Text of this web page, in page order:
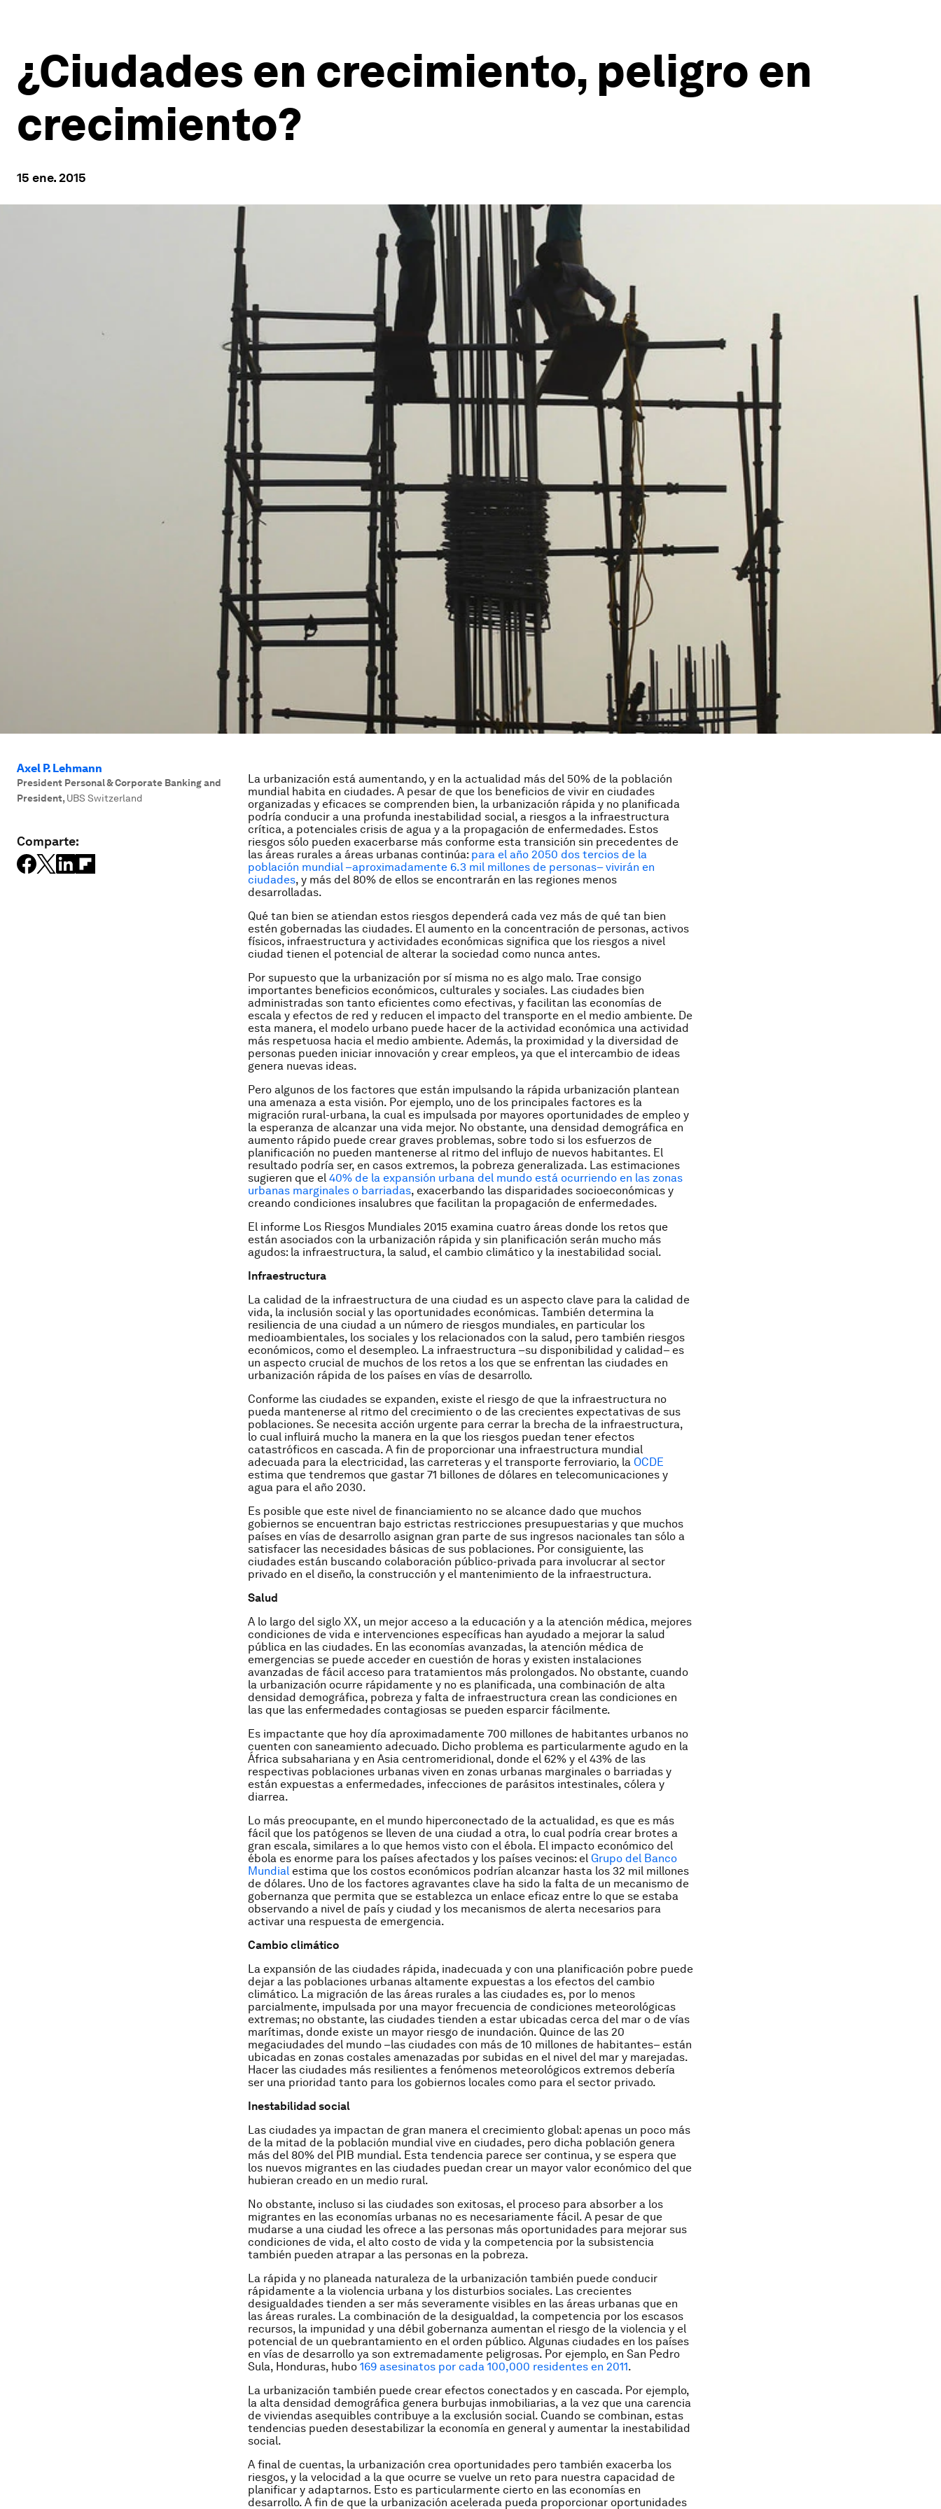
¿Ciudades en crecimiento, peligro en
crecimiento?
15 ene. 2015
Axel P. Lehmann
President Personal & Corporate Banking and
President, UBS Switzerland
Comparte:
La urbanización está aumentando, y en la actualidad más del 50% de la población
mundial habita en ciudades. A pesar de que los beneficios de vivir en ciudades
organizadas y eficaces se comprenden bien, la urbanización rápida y no planificada
podría conducir a una profunda inestabilidad social, a riesgos a la infraestructura
crítica, a potenciales crisis de agua y a la propagación de enfermedades. Estos
riesgos sólo pueden exacerbarse más conforme esta transición sin precedentes de
las áreas rurales a áreas urbanas continúa: para el año 2050 dos tercios de la
población mundial –aproximadamente 6.3 mil millones de personas– vivirán en
ciudades, y más del 80% de ellos se encontrarán en las regiones menos
desarrolladas.
Qué tan bien se atiendan estos riesgos dependerá cada vez más de qué tan bien
estén gobernadas las ciudades. El aumento en la concentración de personas, activos
físicos, infraestructura y actividades económicas significa que los riesgos a nivel
ciudad tienen el potencial de alterar la sociedad como nunca antes.
Por supuesto que la urbanización por sí misma no es algo malo. Trae consigo
importantes beneficios económicos, culturales y sociales. Las ciudades bien
administradas son tanto eficientes como efectivas, y facilitan las economías de
escala y efectos de red y reducen el impacto del transporte en el medio ambiente. De
esta manera, el modelo urbano puede hacer de la actividad económica una actividad
más respetuosa hacia el medio ambiente. Además, la proximidad y la diversidad de
personas pueden iniciar innovación y crear empleos, ya que el intercambio de ideas
genera nuevas ideas.
Pero algunos de los factores que están impulsando la rápida urbanización plantean
una amenaza a esta visión. Por ejemplo, uno de los principales factores es la
migración rural-urbana, la cual es impulsada por mayores oportunidades de empleo y
la esperanza de alcanzar una vida mejor. No obstante, una densidad demográfica en
aumento rápido puede crear graves problemas, sobre todo si los esfuerzos de
planificación no pueden mantenerse al ritmo del influjo de nuevos habitantes. El
resultado podría ser, en casos extremos, la pobreza generalizada. Las estimaciones
sugieren que el 40% de la expansión urbana del mundo está ocurriendo en las zonas
urbanas marginales o barriadas, exacerbando las disparidades socioeconómicas y
creando condiciones insalubres que facilitan la propagación de enfermedades.
El informe Los Riesgos Mundiales 2015 examina cuatro áreas donde los retos que
están asociados con la urbanización rápida y sin planificación serán mucho más
agudos: la infraestructura, la salud, el cambio climático y la inestabilidad social.
Infraestructura
La calidad de la infraestructura de una ciudad es un aspecto clave para la calidad de
vida, la inclusión social y las oportunidades económicas. También determina la
resiliencia de una ciudad a un número de riesgos mundiales, en particular los
medioambientales, los sociales y los relacionados con la salud, pero también riesgos
económicos, como el desempleo. La infraestructura –su disponibilidad y calidad– es
un aspecto crucial de muchos de los retos a los que se enfrentan las ciudades en
urbanización rápida de los países en vías de desarrollo.
Conforme las ciudades se expanden, existe el riesgo de que la infraestructura no
pueda mantenerse al ritmo del crecimiento o de las crecientes expectativas de sus
poblaciones. Se necesita acción urgente para cerrar la brecha de la infraestructura,
lo cual influirá mucho la manera en la que los riesgos puedan tener efectos
catastróficos en cascada. A fin de proporcionar una infraestructura mundial
adecuada para la electricidad, las carreteras y el transporte ferroviario, la OCDE
estima que tendremos que gastar 71 billones de dólares en telecomunicaciones y
agua para el año 2030.
Es posible que este nivel de financiamiento no se alcance dado que muchos
gobiernos se encuentran bajo estrictas restricciones presupuestarias y que muchos
países en vías de desarrollo asignan gran parte de sus ingresos nacionales tan sólo a
satisfacer las necesidades básicas de sus poblaciones. Por consiguiente, las
ciudades están buscando colaboración público-privada para involucrar al sector
privado en el diseño, la construcción y el mantenimiento de la infraestructura.
Salud
A lo largo del siglo XX, un mejor acceso a la educación y a la atención médica, mejores
condiciones de vida e intervenciones específicas han ayudado a mejorar la salud
pública en las ciudades. En las economías avanzadas, la atención médica de
emergencias se puede acceder en cuestión de horas y existen instalaciones
avanzadas de fácil acceso para tratamientos más prolongados. No obstante, cuando
la urbanización ocurre rápidamente y no es planificada, una combinación de alta
densidad demográfica, pobreza y falta de infraestructura crean las condiciones en
las que las enfermedades contagiosas se pueden esparcir fácilmente.
Es impactante que hoy día aproximadamente 700 millones de habitantes urbanos no
cuenten con saneamiento adecuado. Dicho problema es particularmente agudo en la
África subsahariana y en Asia centromeridional, donde el 62% y el 43% de las
respectivas poblaciones urbanas viven en zonas urbanas marginales o barriadas y
están expuestas a enfermedades, infecciones de parásitos intestinales, cólera y
diarrea.
Lo más preocupante, en el mundo hiperconectado de la actualidad, es que es más
fácil que los patógenos se lleven de una ciudad a otra, lo cual podría crear brotes a
gran escala, similares a lo que hemos visto con el ébola. El impacto económico del
ébola es enorme para los países afectados y los países vecinos: el Grupo del Banco
Mundial estima que los costos económicos podrían alcanzar hasta los 32 mil millones
de dólares. Uno de los factores agravantes clave ha sido la falta de un mecanismo de
gobernanza que permita que se establezca un enlace eficaz entre lo que se estaba
observando a nivel de país y ciudad y los mecanismos de alerta necesarios para
activar una respuesta de emergencia.
Cambio climático
La expansión de las ciudades rápida, inadecuada y con una planificación pobre puede
dejar a las poblaciones urbanas altamente expuestas a los efectos del cambio
climático. La migración de las áreas rurales a las ciudades es, por lo menos
parcialmente, impulsada por una mayor frecuencia de condiciones meteorológicas
extremas; no obstante, las ciudades tienden a estar ubicadas cerca del mar o de vías
marítimas, donde existe un mayor riesgo de inundación. Quince de las 20
megaciudades del mundo –las ciudades con más de 10 millones de habitantes– están
ubicadas en zonas costales amenazadas por subidas en el nivel del mar y marejadas.
Hacer las ciudades más resilientes a fenómenos meteorológicos extremos debería
ser una prioridad tanto para los gobiernos locales como para el sector privado.
Inestabilidad social
Las ciudades ya impactan de gran manera el crecimiento global: apenas un poco más
de la mitad de la población mundial vive en ciudades, pero dicha población genera
más del 80% del PIB mundial. Esta tendencia parece ser continua, y se espera que
los nuevos migrantes en las ciudades puedan crear un mayor valor económico del que
hubieran creado en un medio rural.
No obstante, incluso si las ciudades son exitosas, el proceso para absorber a los
migrantes en las economías urbanas no es necesariamente fácil. A pesar de que
mudarse a una ciudad les ofrece a las personas más oportunidades para mejorar sus
condiciones de vida, el alto costo de vida y la competencia por la subsistencia
también pueden atrapar a las personas en la pobreza.
La rápida y no planeada naturaleza de la urbanización también puede conducir
rápidamente a la violencia urbana y los disturbios sociales. Las crecientes
desigualdades tienden a ser más severamente visibles en las áreas urbanas que en
las áreas rurales. La combinación de la desigualdad, la competencia por los escasos
recursos, la impunidad y una débil gobernanza aumentan el riesgo de la violencia y el
potencial de un quebrantamiento en el orden público. Algunas ciudades en los países
en vías de desarrollo ya son extremadamente peligrosas. Por ejemplo, en San Pedro
Sula, Honduras, hubo 169 asesinatos por cada 100,000 residentes en 2011.
La urbanización también puede crear efectos conectados y en cascada. Por ejemplo,
la alta densidad demográfica genera burbujas inmobiliarias, a la vez que una carencia
de viviendas asequibles contribuye a la exclusión social. Cuando se combinan, estas
tendencias pueden desestabilizar la economía en general y aumentar la inestabilidad
social.
A final de cuentas, la urbanización crea oportunidades pero también exacerba los
riesgos, y la velocidad a la que ocurre se vuelve un reto para nuestra capacidad de
planificar y adaptarnos. Esto es particularmente cierto en las economías en
desarrollo. A fin de que la urbanización acelerada pueda proporcionar oportunidades